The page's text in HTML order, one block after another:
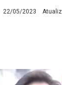
22/05/2023